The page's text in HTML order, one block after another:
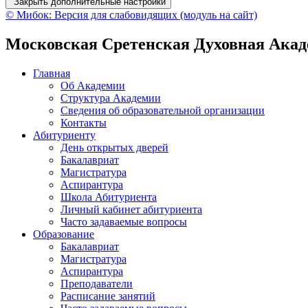
© Мибок: Версия для слабовидящих (модуль на сайт)
Московская Сретенская Духовная
Главная
Об Академии
Структура Академии
Сведения об образовательной организации
Контакты
Абитуриенту
День открытых дверей
Бакалавриат
Магистратура
Аспирантура
Школа Абитуриента
Личный кабинет абитуриента
Часто задаваемые вопросы
Образование
Бакалавриат
Магистратура
Аспирантура
Преподаватели
Расписание занятий